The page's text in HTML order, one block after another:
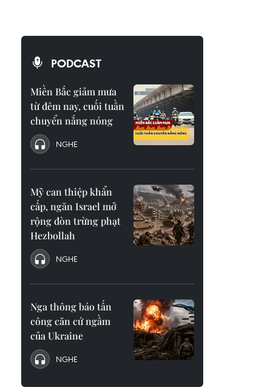
PODCAST
Miền Bắc giảm mưa
từ đêm nay, cuối tuần
chuyển nắng nóng
NGHE
Mỹ can thiệp khẩn
cấp, ngăn Israel mở
rộng đòn trừng phạt
Hezbollah
NGHE
Nga thông báo tấn
công căn cứ ngầm
của Ukraine
NGHE